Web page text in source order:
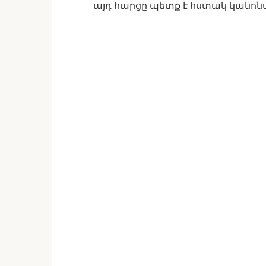
այդ հարցը պետք է հստակ